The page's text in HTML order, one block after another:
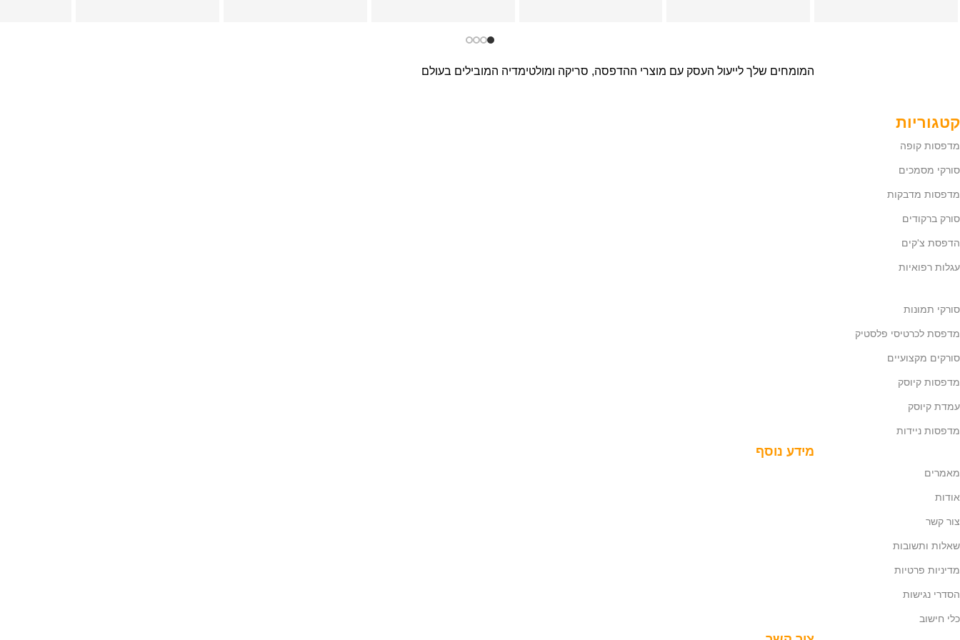
המומחים שלך לייעול העסק עם מוצרי ההדפסה, סריקה ומולטימדיה המובילים בעולם
קטגוריות
מדפסות קופה
סורקי מסמכים
מדפסות מדבקות
סורק ברקודים
הדפסת צ'קים
עגלות רפואיות
סורקי תמונות
מדפסת לכרטיסי פלסטיק
סורקים מקצועיים
מדפסות קיוסק
עמדת קיוסק
מדפסות ניידות
מידע נוסף
מאמרים
אודות
צור קשר
שאלות ותשובות
מדיניות פרטיות
הסדרי נגישות
כלי חישוב